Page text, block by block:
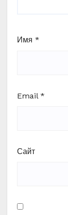
Имя *
Email *
Сайт